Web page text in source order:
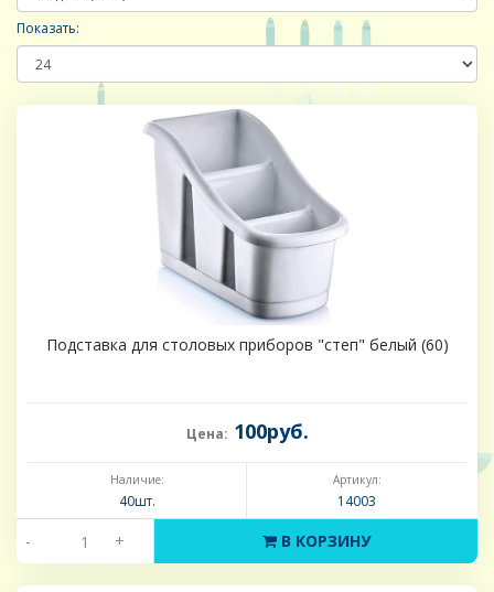
Показать:
Подставка для столовых приборов "степ" белый (60)
Цена: 100руб.
Наличие:
40шт.
Артикул:
14003
- + В КОРЗИНУ